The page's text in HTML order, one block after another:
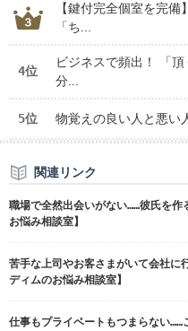
【鍵付完全個室を完
「ち...
4位
ビジネスで頻出！ 「
分...
5位 物覚えの良い人と悪い
関連リンク
職場で全然出会いがない……彼氏を
お悩み相談室】
苦手な上司やお客さまがいて会社に
ディムのお悩み相談室】
仕事もプライベートもつまらない